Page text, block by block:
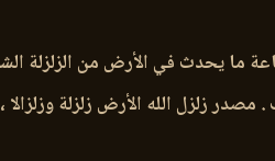
ما يحدث في الأرض من الزلزلة
مصدر زلزل الله الأرض زلزلة